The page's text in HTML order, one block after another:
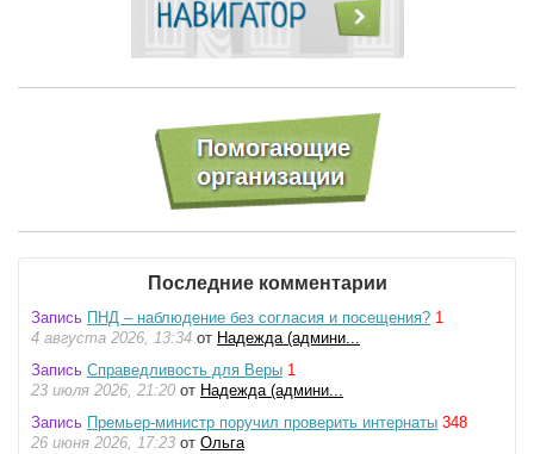
Последние комментарии
Запись ПНД – наблюдение без согласия и посещения? 1
4 августа 2026, 13:34 от Надежда (админи...
Запись Справедливость для Веры 1
23 июля 2026, 21:20 от Надежда (админи...
Запись Премьер-министр поручил проверить интернаты 348
26 июня 2026, 17:23 от Ольга